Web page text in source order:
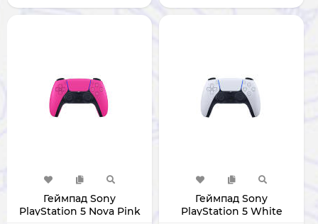
Геймпад Sony
PlayStation 5 Nova Pink
Геймпад Sony
PlayStation 5 White